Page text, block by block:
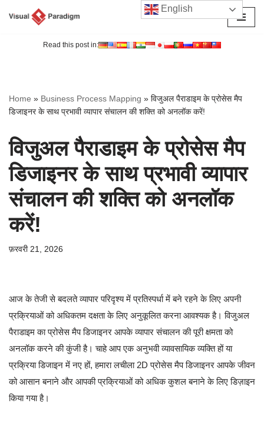
Read this post in:
Home » Business Process Mapping » विजुअल पैराडाइम के प्रोसेस मैप
डिजाइनर के साथ प्रभावी व्यापार संचालन की शक्ति को अनलॉक करें!
विजुअल पैराडाइम के प्रोसेस मैप
डिजाइनर के साथ प्रभावी व्यापार
संचालन की शक्ति को अनलॉक
करें!
फ़रवरी 21, 2026
आज के तेजी से बदलते व्यापार परिदृश्य में प्रतिस्पर्धा में बने रहने के लिए अपनी
प्रक्रियाओं को अधिकतम दक्षता के लिए अनुकूलित करना आवश्यक है। विजुअल
पैराडाइम का प्रोसेस मैप डिजाइनर आपके व्यापार संचालन की पूरी क्षमता को
अनलॉक करने की कुंजी है। चाहे आप एक अनुभवी व्यावसायिक व्यक्ति हों या
प्रक्रिया डिजाइन में नए हों, हमारा लचीला 2D प्रोसेस मैप डिजाइनर आपके जीवन
को आसान बनाने और आपकी प्रक्रियाओं को अधिक कुशल बनाने के लिए डिज़ाइन
किया गया है।
English